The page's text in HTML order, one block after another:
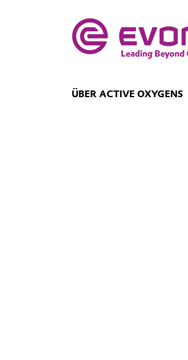
ÜBER ACTIVE OXYGENS